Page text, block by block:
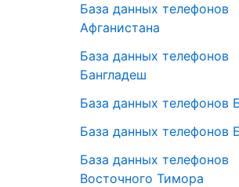
База данных телефонов
Афганистана
База данных телефонов
Бангладеш
База данных телефонов
База данных телефонов
База данных телефонов
Восточного Тимора